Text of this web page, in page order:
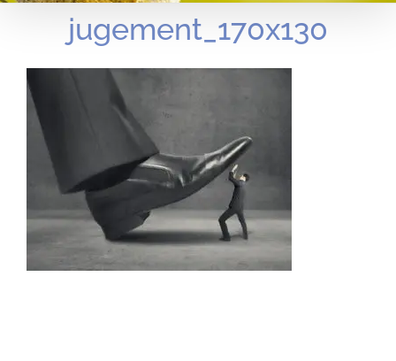
jugement_170x130